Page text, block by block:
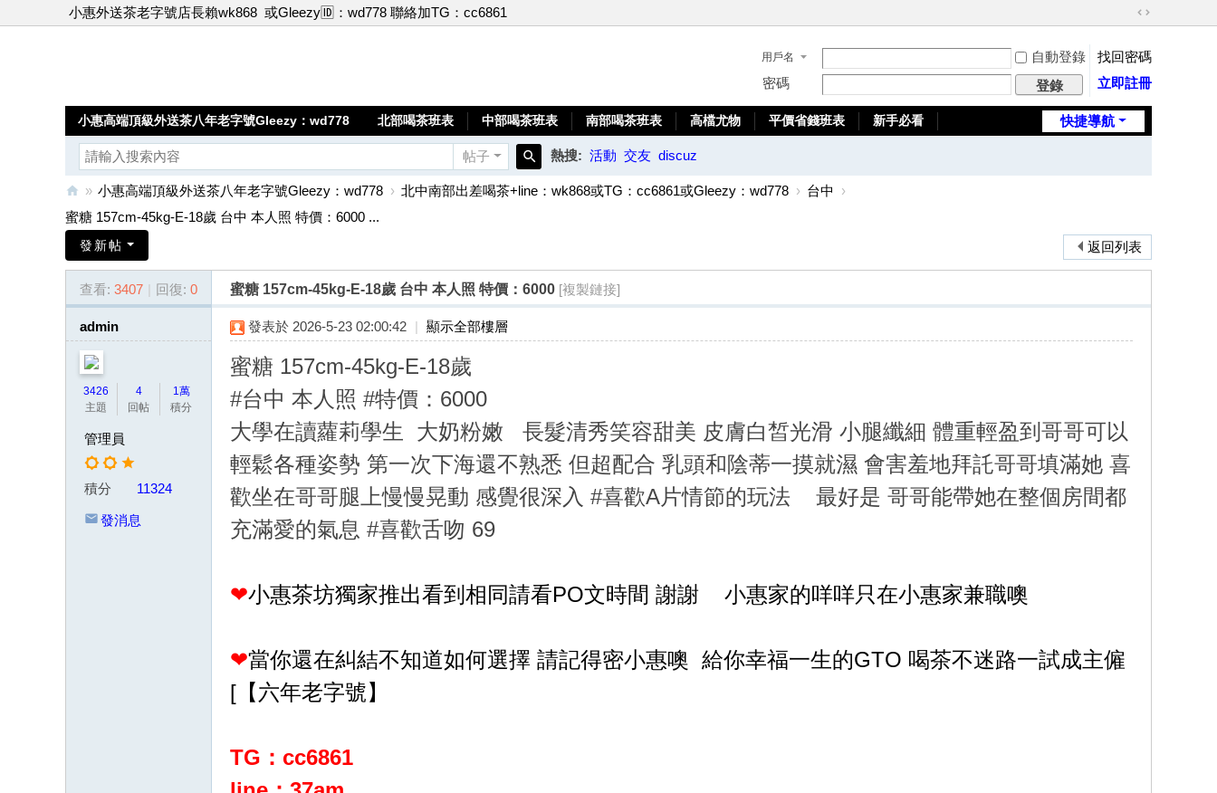
小惠外送茶老字號店長賴wk868 或Gleezy🆔：wd778 聯絡加TG：cc6861
切
到
寬
版
用戶名 自動登錄
找回密碼
密碼
登錄 立即註冊
快捷導航
小惠高端頂級外送茶八年老字號Gleezy：wd778 北部喝茶班表 中部喝茶班表 南部喝茶班表 高檔尤物 平價省錢班表
新手必看
帖子 熱搜: 活動 交友 discuz
小
高
» 小惠高端頂級外送茶八年老字號Gleezy：wd778 › 北中南部出差喝茶+line：wk868或TG：cc6861或Gleezy：wd778 › 台中
›
蜜糖 157cm-45kg-E-18歲 台中 本人照 特價：6000 ...
返回列表
發新帖
查看: 3407 | 回復: 0 蜜糖 157cm-45kg-E-18歲 台中 本人照 特價：6000 [複製鏈接]
admin
3426
主題
4
回帖
1萬
積分
管理員
積分 11324
發消息
發表於 2026-5-23 02:00:42 | 顯示全部樓層
蜜糖 157cm-45kg-E-18歲
#台中 本人照 #特價：6000
大學在讀蘿莉學生 大奶粉嫩 長髮清秀笑容甜美 皮膚白皙光滑 小腿纖細 體重輕盈到哥哥可以
輕鬆各種姿勢 第一次下海還不熟悉 但超配合 乳頭和陰蒂一摸就濕 會害羞地拜託哥哥填滿她 喜
歡坐在哥哥腿上慢慢晃動 感覺很深入 #喜歡A片情節的玩法 最好是 哥哥能帶她在整個房間都
充滿愛的氣息 #喜歡舌吻 69
❤小惠茶坊獨家推出看到相同請看PO文時間 謝謝 小惠家的咩咩只在小惠家兼職噢
❤當你還在糾結不知道如何選擇 請記得密小惠噢 給你幸福一生的GTO 喝茶不迷路一試成主僱
[【六年老字號】
TG：cc6861